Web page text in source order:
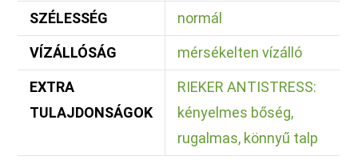
SZÉLESSÉG normál
VÍZÁLLÓSÁG mérsékelten vízálló
EXTRA
TULAJDONSÁGOK
RIEKER ANTISTRESS:
kényelmes bőség,
rugalmas, könnyű talp